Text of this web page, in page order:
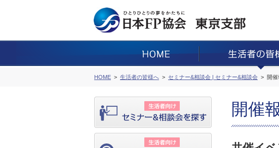
HOME 生活者の皆様へ セミナー&相談会 | セミナー&相談会 開催
開催